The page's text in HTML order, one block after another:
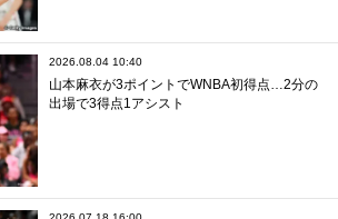
2026.08.04 10:40
山本麻衣が3ポイントでWNBA初得点…2分の
出場で3得点1アシスト